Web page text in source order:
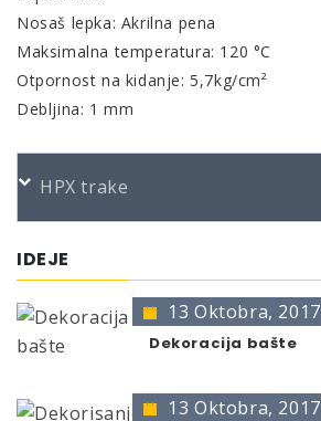
Nosaš lepka: Akrilna pena
Maksimalna temperatura: 120 °C
Otpornost na kidanje: 5,7kg/cm²
Debljina: 1 mm
HPX trake
IDEJE
13 Oktobra, 2017
Dekoracija bašte
13 Oktobra, 2017